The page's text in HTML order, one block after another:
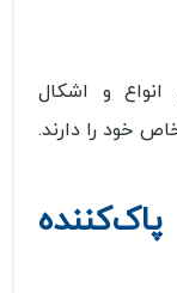
و اشکال
خود را دارند.